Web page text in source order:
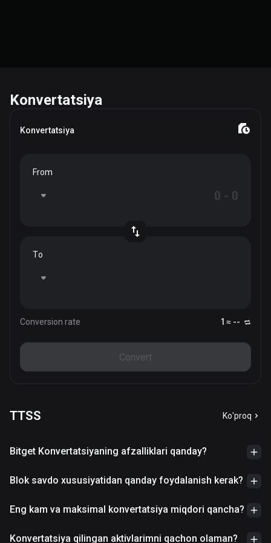
Konvertatsiya
Konvertatsiya
From
To
Conversion rate 1 ≈ --
Convert
TTSS Ko'proq
Bitget Konvertatsiyaning afzalliklari qanday?
Blok savdo xususiyatidan qanday foydalanish kerak?
Eng kam va maksimal konvertatsiya miqdori qancha?
Konvertatsiya qilingan aktivlarimni qachon olaman?